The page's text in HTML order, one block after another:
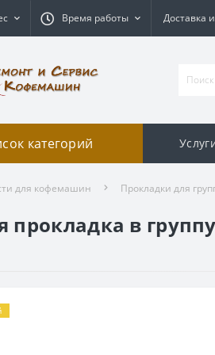
Время работы Доставка
категорий
для кофемашин Прокладки для
прокладка в